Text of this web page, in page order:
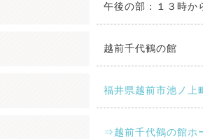
午後の部：１３時
越前千代鶴の館
福井県越前市池ノ上
⇒越前千代鶴の館ホ